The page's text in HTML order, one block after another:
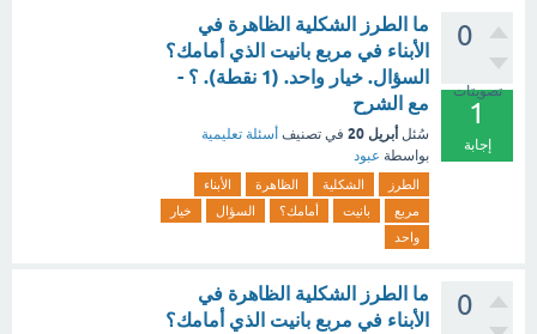
0
تصويتات
1
إجابة
ما الطرز الشكلية الظاهرة في
الأبناء في مربع بانيت الذي أمامك؟
السؤال. خيار واحد. (1 نقطة). ؟ -
مع الشرح
سُئل أبريل 20 في تصنيف أسئلة تعليمية
بواسطة عبود
الطرز الشكلية الظاهرة
الأبناء
مربع
بانيت أمامك؟ السؤال
خيار
واحد
0
ما الطرز الشكلية الظاهرة في
الأبناء في مربع بانيت الذي أمامك؟